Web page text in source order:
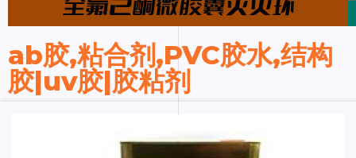
ab胶,粘合剂,PVC胶水,结构
胶|uv胶|胶粘剂